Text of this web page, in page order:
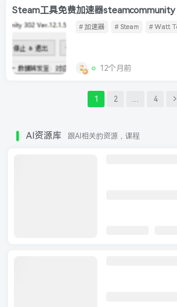
Steam工具免费加速器
# 加速器 # Steam # Watt
12个月前
1 2 … 4
AI资源库 跟AI相关的资源，课程